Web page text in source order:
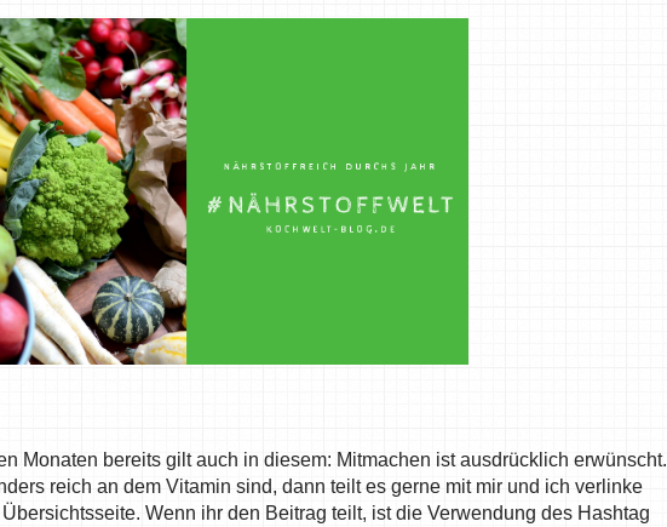
Monaten bereits gilt auch in diesem: Mitmachen ist ausdrücklich erwünscht.
reich an dem Vitamin sind, dann teilt es gerne mit mir und ich verlinke
Wenn ihr den Beitrag teilt, ist die Verwendung des Hashtag